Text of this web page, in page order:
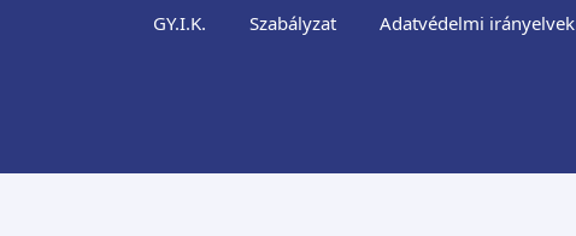
GY.I.K. Szabályzat Adatvédelmi irányelvek